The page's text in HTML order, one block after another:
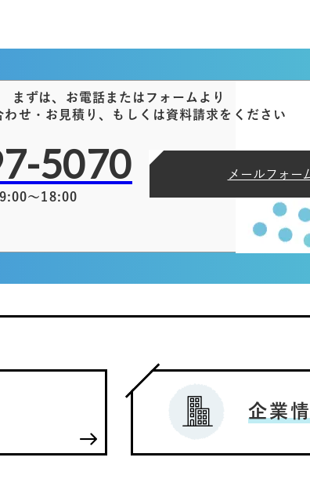
まずは、お電話またはフォームより
わせ・お見積り、もしくは資料請求をください
5070
～18:00
メールフォー
企業